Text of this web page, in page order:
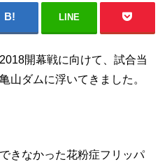
LINE
開幕戦に向けて、試合当
山ダムに浮いてきました。
きなかった花粉症フリッパ